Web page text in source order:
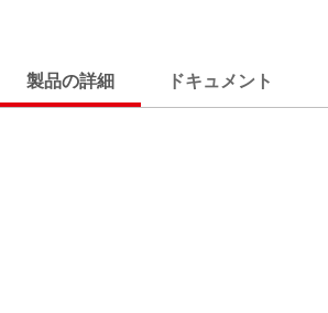
製品の詳細 ドキュメント